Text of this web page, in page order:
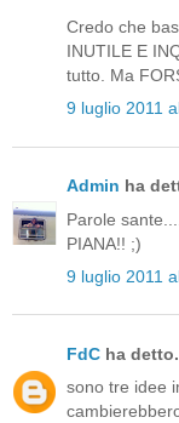
Credo che
INUTILE E
tutto. Ma
9 luglio 2011
Admin ha
Parole
PIANA!! ;)
9 luglio 2011
FdC ha
sono tre idee